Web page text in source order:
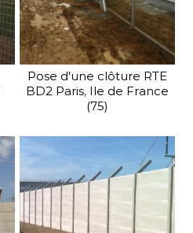
Pose d'une clôture RTE
BD2 Paris, Ile de France
(75)